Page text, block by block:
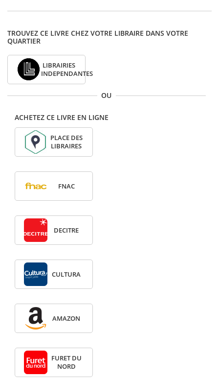
TROUVEZ CE LIVRE CHEZ VOTRE LIBRAIRE DANS VOTRE
QUARTIER
LIBRAIRIES
INDEPENDANTES
OU
ACHETEZ CE LIVRE EN LIGNE
PLACE DES
LIBRAIRES
FNAC
DECITRE
CULTURA
AMAZON
FURET DU
NORD